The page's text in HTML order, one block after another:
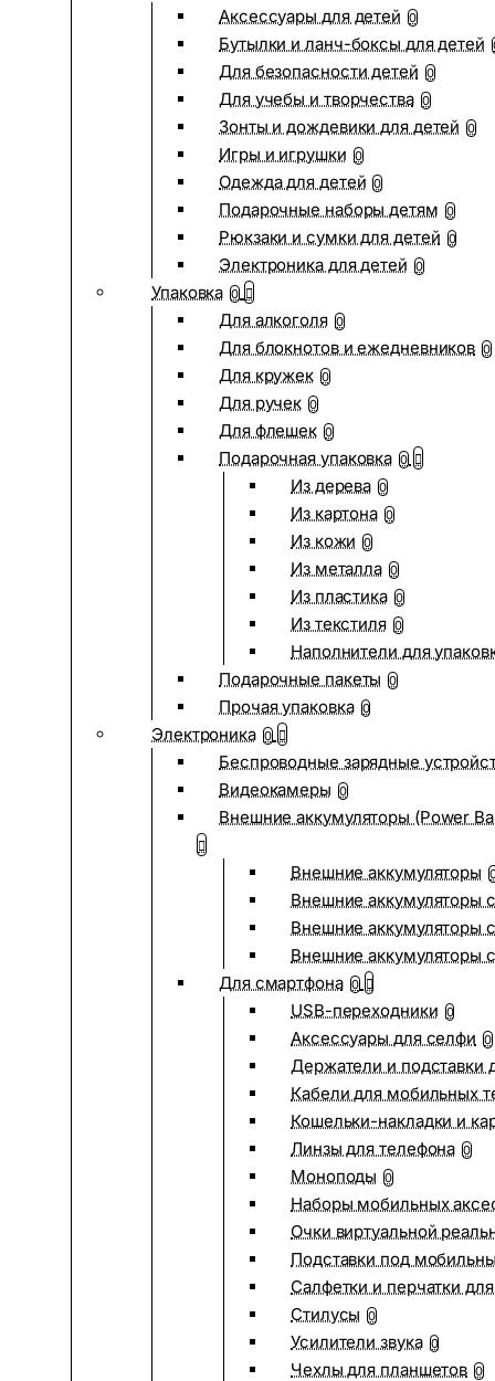
Аксессуары для детей 0
Бутылки и ланч-боксы для детей
Для безопасности детей 0
Для учебы и творчества 0
Зонты и дождевики для детей 0
Игры и игрушки 0
Одежда для детей 0
Подарочные наборы детям 0
Рюкзаки и сумки для детей 0
Электроника для детей 0
Упаковка 0
Для алкоголя 0
Для блокнотов и ежедневников 0
Для кружек 0
Для ручек 0
Для флешек 0
Подарочная упаковка 0
Из дерева 0
Из картона 0
Из кожи 0
Из металла 0
Из пластика 0
Из текстиля 0
Наполнители для
Подарочные пакеты 0
Прочая упаковка 0
Электроника 0
Беспроводные зарядные
Видеокамеры 0
Внешние аккумуляторы (Power
Внешние аккумуляторы
Внешние аккумуляторы
Внешние аккумуляторы
Внешние аккумуляторы
Для смартфона 0
USB-переходники 0
Аксессуары для селфи 0
Держатели и подставки
Кабели для мобильных
Кошельки-накладки и
Линзы для телефона 0
Моноподы 0
Наборы мобильных
Очки виртуальной
Подставки под
Салфетки и перчатки
Стилусы 0
Усилители звука 0
Чехлы для планшетов 0